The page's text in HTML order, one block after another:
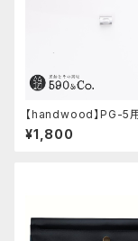
【handwood】PG-5
示窓 (超超ジュラルミ
¥1,800